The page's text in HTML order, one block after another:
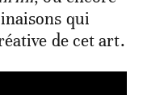
qui
de cet art.